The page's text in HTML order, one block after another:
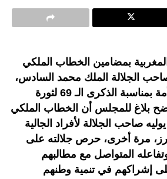
بمضامين الخطاب الملكي
الجلالة الملك محمد السادس،
مساء السبت، إلى الأمة بمناسبة الذكرى الـ 69 لثورة
بلاغ للمجلس أن الخطاب الملكي
صاحب الجلالة لأفراد الجالية
مرة أخرى، حرص جلالته على
المتواصل مع مطالبهم
إشراكهم في تنمية وطنهم